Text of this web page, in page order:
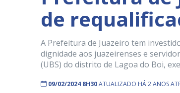
de
A Prefeitura de Juazeiro tem
dignidade aos juazeirenses e
(UBS) do distrito de Lagoa do Boi,
09/02/2024 8H30ATUALIZADO HÁ 2 ANOS